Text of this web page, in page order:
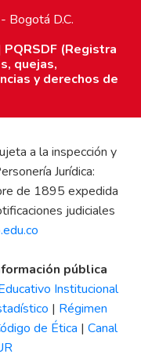
Bogotá D.C.
PQRSDF (Registra
quejas,
y derechos de
a la inspección y
Jurídica:
de 1895 expedida
judiciales
pública
Institucional
| Régimen
de Ética | Canal